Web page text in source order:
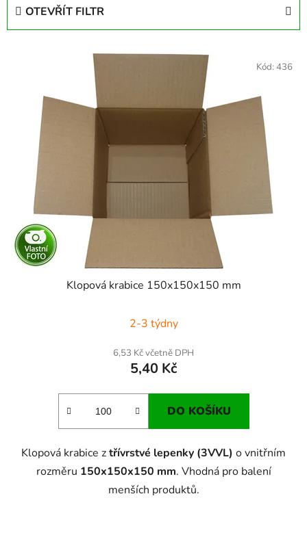
OTEVŘÍT FILTR
Klopová krabice 150x150x150 mm
2-3 týdny
6,53 Kč včetně DPH
5,40 Kč
DO KOŠÍKU
Klopová krabice ztřívrstvé lepenky (3VVL) o vnitřním
rozměru 150x150x150 mm. Vhodná pro balení
menších produktů.
Kód: 436